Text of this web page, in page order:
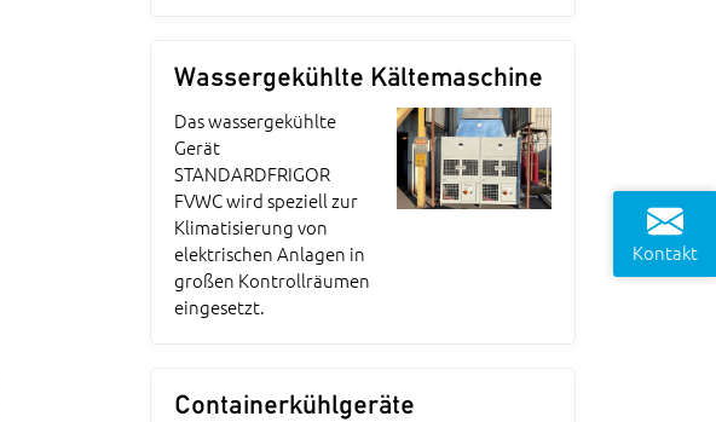
Wassergekühlte Kältemaschine
Das wassergekühlte
Gerät
STANDARDFRIGOR
FVWC wird speziell zur
Klimatisierung von
elektrischen Anlagen in
großen Kontrollräumen
eingesetzt.
Containerkühlgeräte
Kontakt